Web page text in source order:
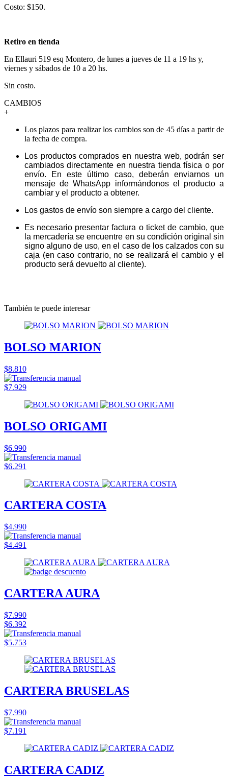
Costo: $150.
Retiro en tienda
En Ellauri 519 esq Montero, de lunes a jueves de 11 a 19 hs y,
viernes y sábados de 10 a 20 hs.
Sin costo.
CAMBIOS
+
Los plazos para realizar los cambios son de 45 días a partir de
la fecha de compra.
Los productos comprados en nuestra web, podrán ser
cambiados directamente en nuestra tienda física o por
envío. En este último caso, deberán enviarnos un
mensaje de WhatsApp informándonos el producto a
cambiar y el producto a obtener.
Los gastos de envío son siempre a cargo del cliente.
Es necesario presentar factura o ticket de cambio, que
la mercadería se encuentre en su condición original sin
signo alguno de uso, en el caso de los calzados con su
caja (en caso contrario, no se realizará el cambio y el
producto será devuelto al cliente).
También te puede interesar
BOLSO MARION
$8.810
$7.929
BOLSO ORIGAMI
$6.990
$6.291
CARTERA COSTA
$4.990
$4.491
CARTERA AURA
$7.990
$6.392
$5.753
CARTERA BRUSELAS
$7.990
$7.191
CARTERA CADIZ